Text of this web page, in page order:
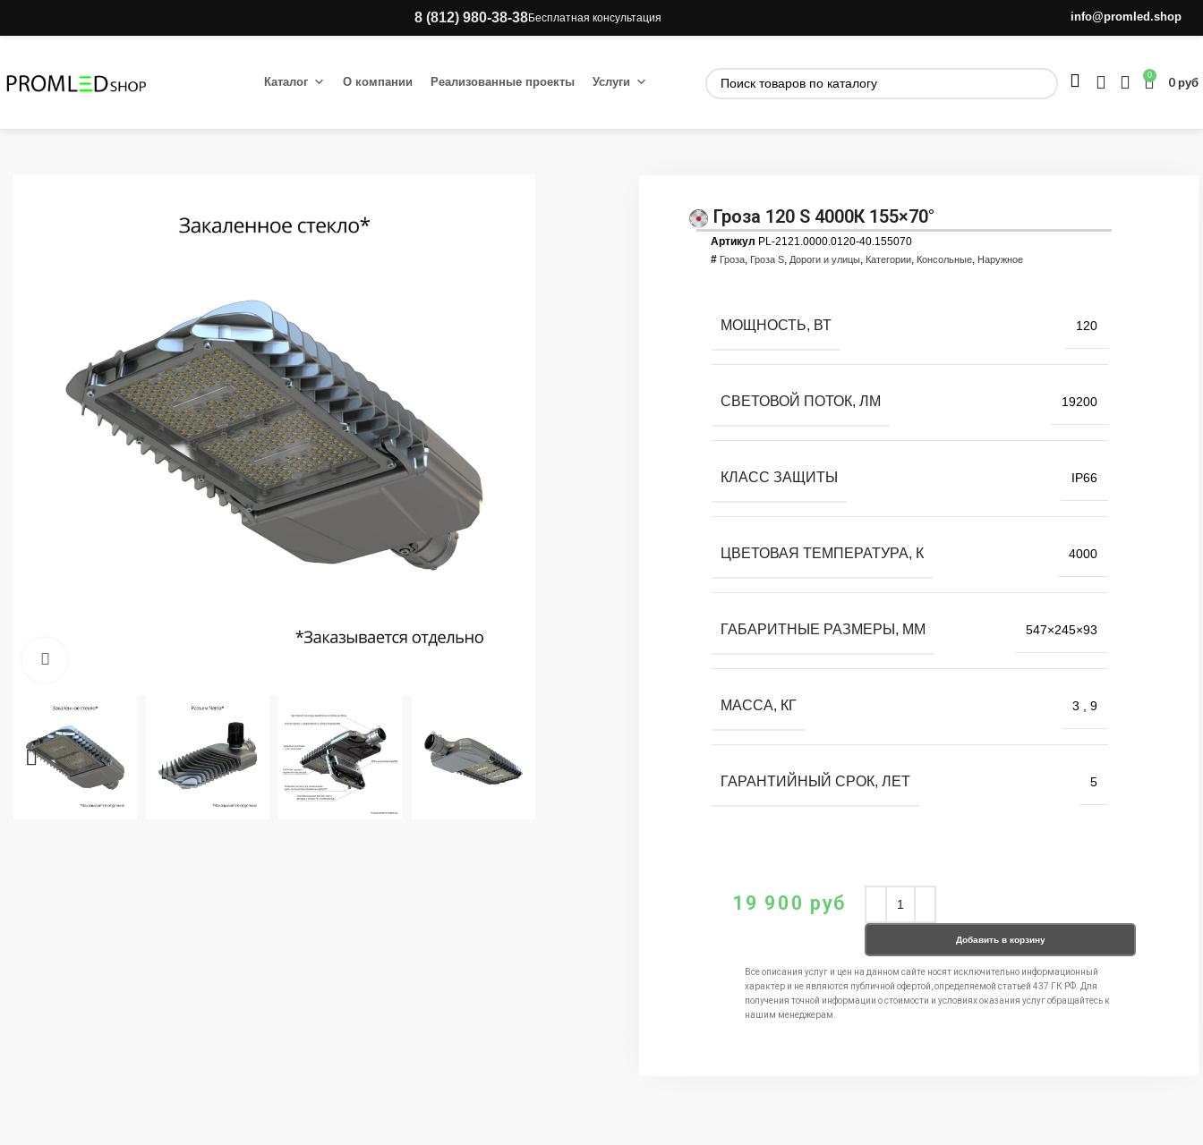
8 (812) 980-38-38Бесплатная консультация info@promled.shop
Каталог О компании Реализованные проекты Услуги 0 0руб
Гроза 120 S 4000К 155×70°
Артикул PL-2121.0000.0120-40.155070
# Гроза Гроза S Дороги и улицы Категории Консольные Наружное
МОЩНОСТЬ, ВТ 120
СВЕТОВОЙ ПОТОК, ЛМ 19200
КЛАСС ЗАЩИТЫ IP66
ЦВЕТОВАЯ ТЕМПЕРАТУРА, К 4000
ГАБАРИТНЫЕ РАЗМЕРЫ, ММ 547×245×93
МАССА, КГ 3 ,9
ГАРАНТИЙНЫЙ СРОК, ЛЕТ 5
19 900 руб
Добавить в корзину
Все описания услуг и цен на данном сайте носят исключительно информационный
характер и не являются публичной офертой, определяемой статьей 437 ГК РФ. Для
получения точной информации о стоимости и условиях оказания услуг обращайтесь к
нашим менеджерам.